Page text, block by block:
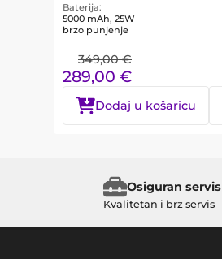
Baterija
5000 mAh, 25W
brzo punjenje
349,00 €
289,00 €
Dodaj u košaricu
Osiguran servis
Kvalitetan i brz servis